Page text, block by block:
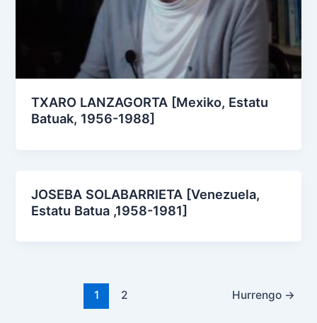
TXARO LANZAGORTA [Mexiko, Estatu
Batuak, 1956-1988]
JOSEBA SOLABARRIETA [Venezuela,
Estatu Batua ,1958-1981]
1 2 Hurrengo →